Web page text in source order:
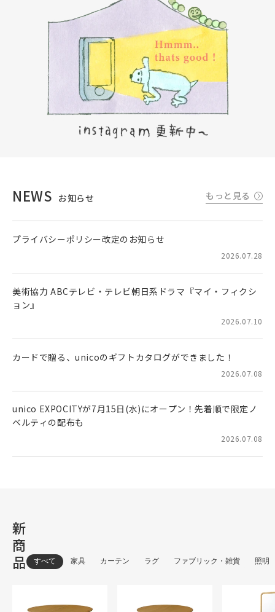
NEWS お知らせ もっと見る
2026.07.28
プライバシーポリシー改定のお知らせ
2026.07.10
美術協力 ABCテレビ・テレビ朝日系ドラマ『マイ・フィクシ
ョン』
2026.07.08
カードで贈る、unicoのギフトカタログができました！
2026.07.08
unico EXPOCITYが7月15日(水)にオープン！先着順で限定ノ
ベルティの配布も
新
商
品
すべて 家具 カーテン ラグ ファブリック・雑貨 照明